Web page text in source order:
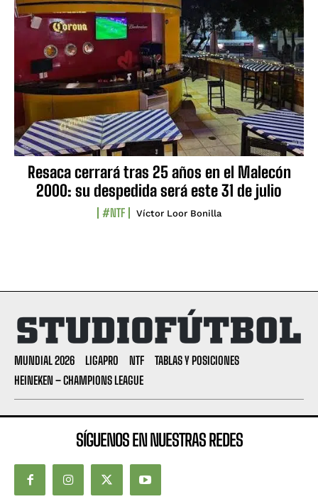
Resaca cerrará tras 25 años en el Malecón
2000: su despedida será este 31 de julio
#NTF Víctor Loor Bonilla
MUNDIAL 2026 LIGAPRO NTF
TABLAS Y POSICIONES
HEINEKEN – CHAMPIONS LEAGUE
SÍGUENOS EN NUESTRAS REDES